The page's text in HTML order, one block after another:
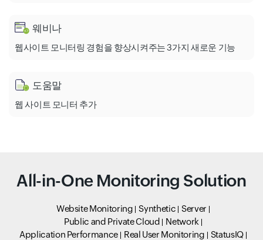
웨비나
웹사이트 모니터링 경험을 향상시켜주는 3가지 새로운 기능
도움말
웹 사이트 모니터 추가
All-in-One Monitoring Solution
Website Monitoring Synthetic
Server
Public and Private Cloud
Network
Application Performance
Real User Monitoring
StatusIQ